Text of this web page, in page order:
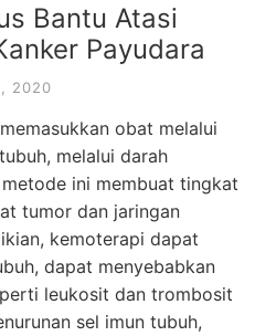
Bantu Atasi
Payudara
2020
obat melalui
melalui darah
ini membuat tingkat
tumor dan jaringan
kemoterapi dapat
dapat menyebabkan
leukosit dan trombosit
sel imun tubuh,